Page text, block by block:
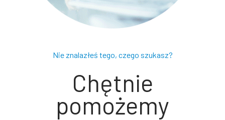
Nie znalazłeś tego, czego szukasz?
Chętnie
pomożemy